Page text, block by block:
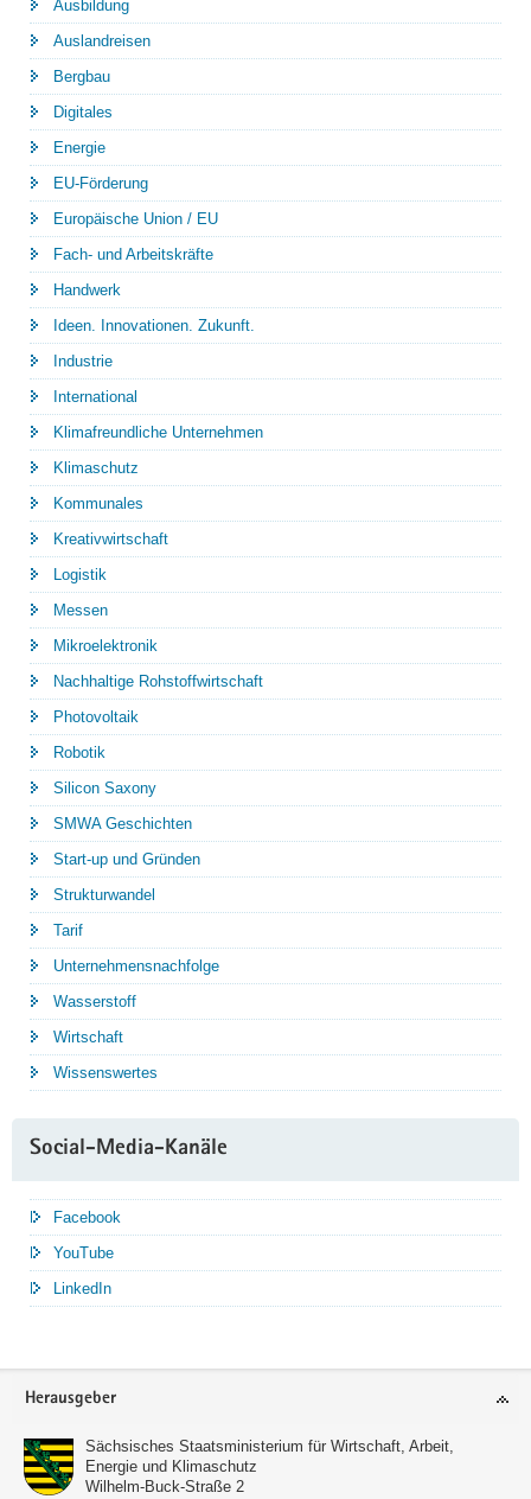
Ausbildung
Auslandreisen
Bergbau
Digitales
Energie
EU-Förderung
Europäische Union / EU
Fach- und Arbeitskräfte
Handwerk
Ideen. Innovationen. Zukunft.
Industrie
International
Klimafreundliche Unternehmen
Klimaschutz
Kommunales
Kreativwirtschaft
Logistik
Messen
Mikroelektronik
Nachhaltige Rohstoffwirtschaft
Photovoltaik
Robotik
Silicon Saxony
SMWA Geschichten
Start-up und Gründen
Strukturwandel
Tarif
Unternehmensnachfolge
Wasserstoff
Wirtschaft
Wissenswertes
Social-Media-Kanäle
Facebook
YouTube
LinkedIn
Service
Herausgeber
Sächsisches Staatsministerium für Wirtschaft, Arbeit,
Energie und Klimaschutz
Wilhelm-Buck-Straße 2